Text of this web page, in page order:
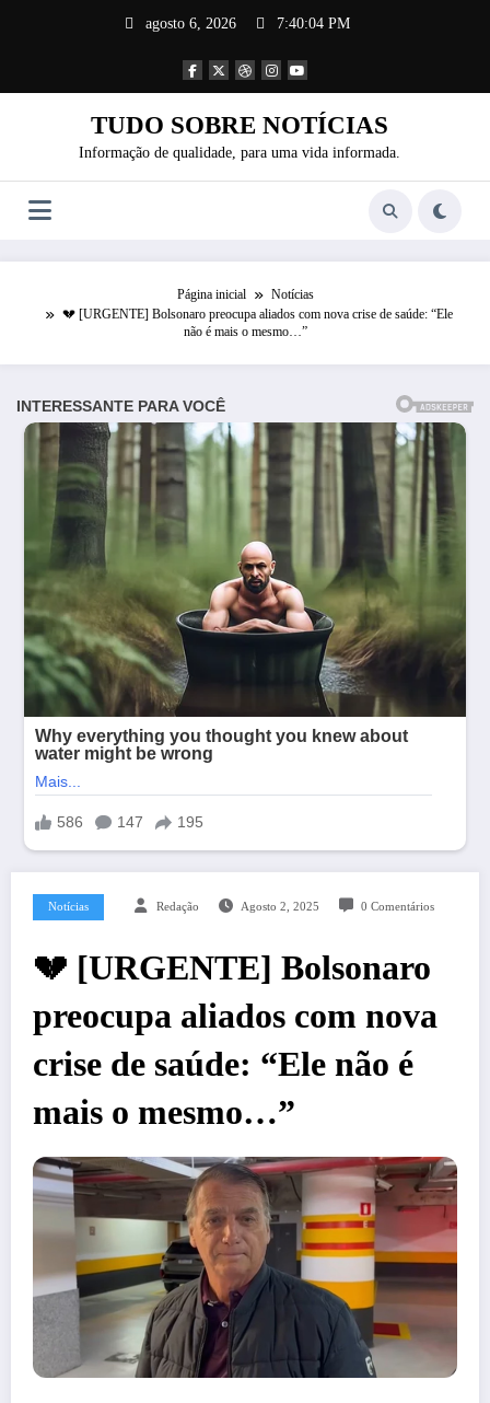
agosto 6, 2026 7:40:06 PM
TUDO SOBRE NOTÍCIAS
Informação de qualidade, para uma vida informada.
Página inicial
Notícias
💔 [URGENTE] Bolsonaro preocupa aliados com nova crise de saúde: “Ele
não é mais o mesmo…”
Notícias Redação Agosto 2, 2025 0 Comentários
💔 [URGENTE] Bolsonaro
preocupa aliados com nova
crise de saúde: “Ele não é
mais o mesmo…”